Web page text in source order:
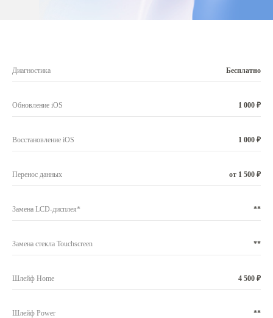
Диагностика Бесплатно
Обновление iOS 1 000 ₽
Восстановление iOS 1 000 ₽
Перенос данных от 1 500 ₽
Замена LCD-дисплея* **
Замена стекла Touchscreen **
Шлейф Home 4 500 ₽
Шлейф Power **